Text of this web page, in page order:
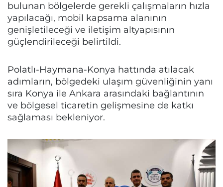
bulunan bölgelerde gerekli çalışmaların hızla
yapılacağı, mobil kapsama alanının
genişletileceği ve iletişim altyapısının
güçlendirileceği belirtildi.
Polatlı-Haymana-Konya hattında atılacak
adımların, bölgedeki ulaşım güvenliğinin yanı
sıra Konya ile Ankara arasındaki bağlantının
ve bölgesel ticaretin gelişmesine de katkı
sağlaması bekleniyor.